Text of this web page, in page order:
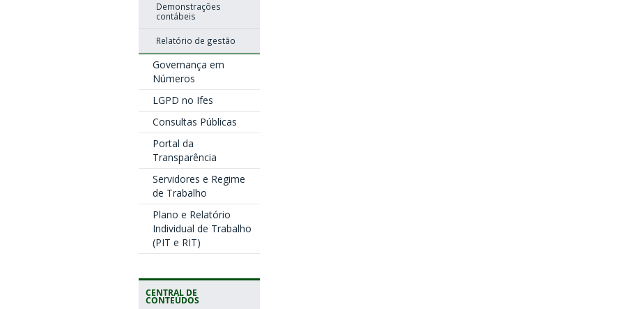
Demonstrações
contábeis
Relatório de gestão
Governança em
Números
LGPD no Ifes
Consultas Públicas
Portal da
Transparência
Servidores e Regime
de Trabalho
Plano e Relatório
Individual de Trabalho
(PIT e RIT)
CENTRAL DE
CONTEÚDOS